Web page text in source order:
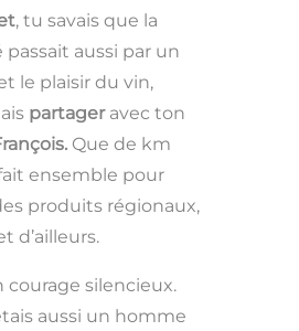
, tu savais que la
aussi par un
le plaisir du vin,
partager avec ton
Que de km
ensemble pour
produits régionaux,
d’ailleurs.
courage silencieux.
aussi un homme